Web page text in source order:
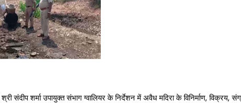
शर्मा उपायुक्त संभाग ग्वालियर के निर्देशन में अवैध मदिरा के विनिर्माण, विक्रय,